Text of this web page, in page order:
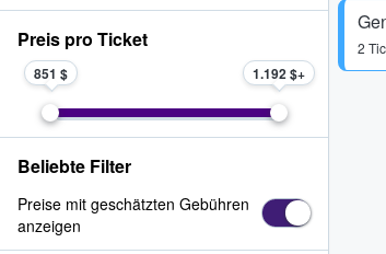
2
Preis pro Ticket
851 $ 1.192 $
Beliebte Filter
Preise mit geschätzten Gebühren
anzeigen